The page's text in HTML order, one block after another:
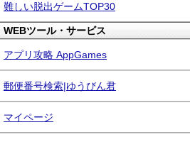
難しい脱出ゲームTOP30
WEBツール・サービス
アプリ攻略 AppGames
郵便番号検索|ゆうびん君
マイページ